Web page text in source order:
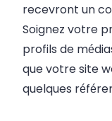
recevront un
Soignez votre
profils de
que votre site
quelques